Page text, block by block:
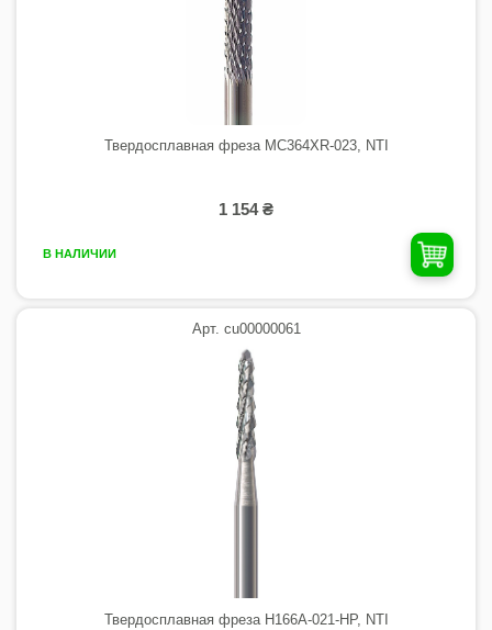
Твердосплавная фреза MC364XR-023, NTI
1 154 ₴
В НАЛИЧИИ
Арт. cu00000061
Твердосплавная фреза H166A-021-HP, NTI